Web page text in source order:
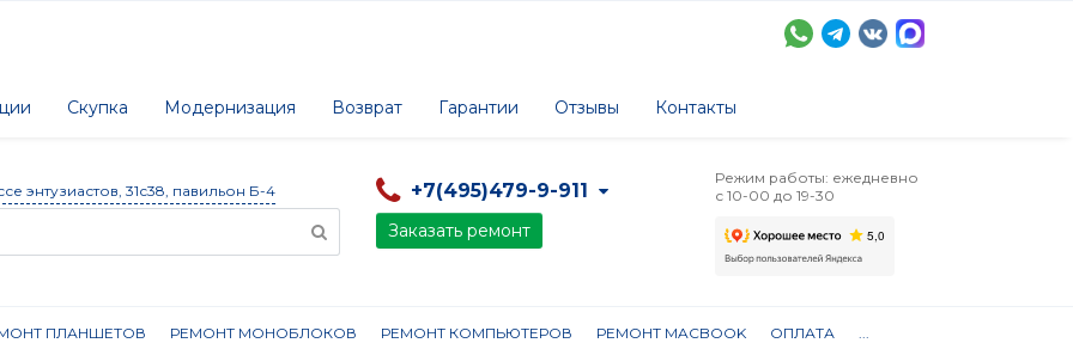
Скупка Модернизация Возврат Гарантии Отзывы Контакты
энтузиастов, 31с38, павильон Б-4 +7(495)479-9-911
Заказать ремонт
Режим работы: ежедневно
с 10-00 до 19-30
ПЛАНШЕТОВ РЕМОНТ МОНОБЛОКОВ РЕМОНТ КОМПЬЮТЕРОВ РЕМОНТ MACBOOK ОПЛАТА ...